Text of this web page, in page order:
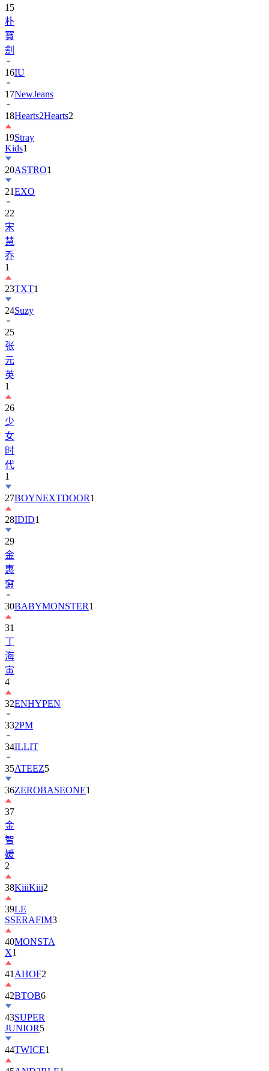
15
朴
寶
劍
16IU
17NewJeans
18Hearts2Hearts2
19Stray
Kids1
20ASTRO1
21EXO
22
宋
慧
乔
1
23TXT1
24Suzy
25
张
元
英
1
26
少
女
时
代
1
27BOYNEXTDOOR1
28IDID1
29
金
惠
奫
30BABYMONSTER1
31
丁
海
寅
4
32ENHYPEN
332PM
34ILLIT
35ATEEZ5
36ZEROBASEONE1
37
金
智
媛
2
38KiiiKiii2
39LE
SSERAFIM3
40MONSTA
X1
41 AHOF2
42BTOB6
43SUPER
JUNIOR5
44TWICE1